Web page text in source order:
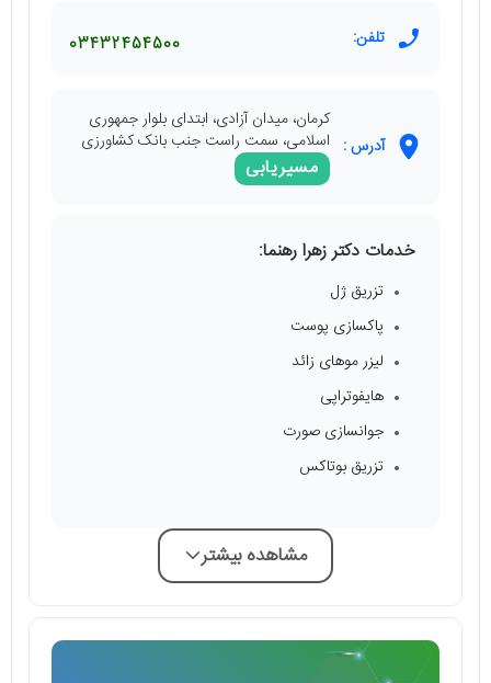
تلفن: 03432454500
آدرس :
کرمان، میدان آزادی، ابتدای بلوار جمهوری
اسلامی، سمت راست جنب بانک کشاورزی
مسیریابی
خدمات دکتر زهرا رهنما:
تزریق ژل
پاکسازی پوست
لیزر موهای زائد
هایفوتراپی
جوانسازی صورت
تزریق بوتاکس
مشاهده بیشتر